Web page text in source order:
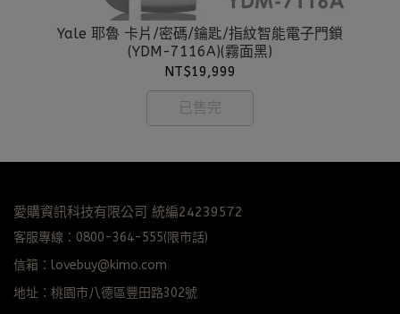
Yale 耶魯 卡片/密碼/鑰匙/指紋智能電子門鎖
(YDM-7116A)(霧面黑)
NT$19,999
已售完
愛購資訊科技有限公司 統編24239572
客服專線：0800-364-555(限市話)
信箱：lovebuy@kimo.com
地址：桃園市八德區豐田路302號